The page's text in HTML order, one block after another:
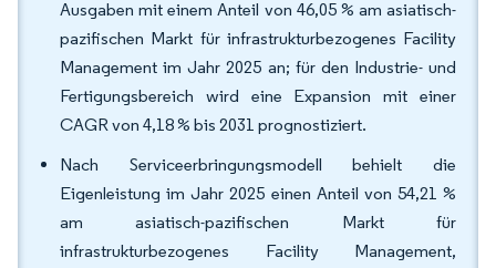
Ausgaben mit einem Anteil von 46,05 % am asiatisch-
pazifischen Markt für infrastrukturbezogenes Facility
Management im Jahr 2025 an; für den Industrie- und
Fertigungsbereich wird eine Expansion mit einer
CAGR von 4,18 % bis 2031 prognostiziert.
Nach Serviceerbringungsmodell behielt die
Eigenleistung im Jahr 2025 einen Anteil von 54,21 %
am asiatisch-pazifischen Markt für
infrastrukturbezogenes Facility Management,